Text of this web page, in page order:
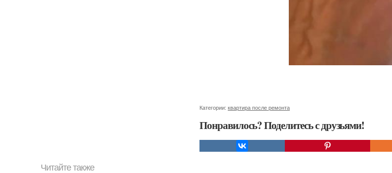
Категории: квартира после ремонта
Понравилось? Поделитесь с друзьями!
Читайте также